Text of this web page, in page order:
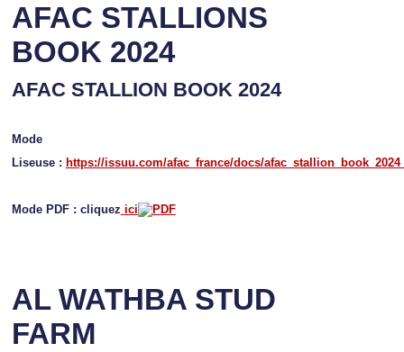
AFAC STALLIONS
BOOK 2024
AFAC STALLION BOOK 2024
Mode
Liseuse : https://issuu.com/afac_france/docs/
Mode PDF : cliquez ici
AL WATHBA STUD
FARM